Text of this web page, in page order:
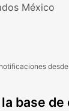
México
base